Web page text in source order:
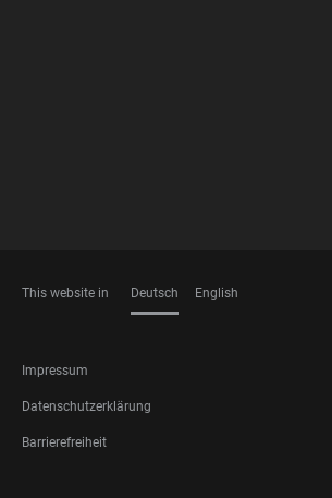
This website in Deutsch English
FOOTER
LEGAL
Impressum
Datenschutzerklärung
Barrierefreiheit